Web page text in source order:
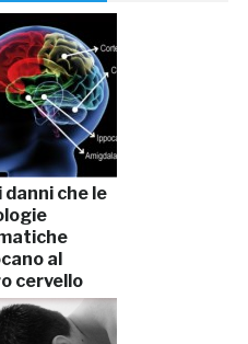
danni che le
al
cervello